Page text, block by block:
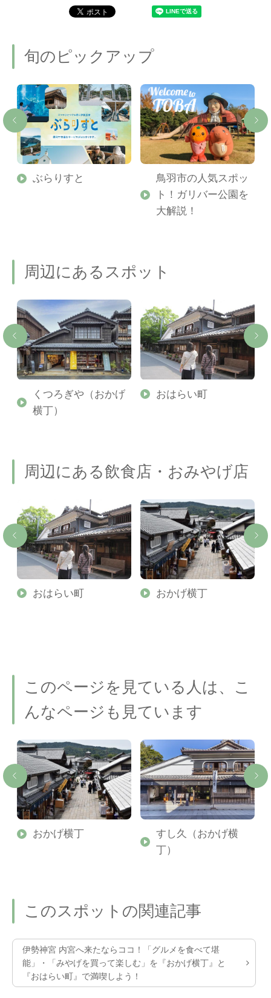
旬のピックアップ
ぶらりすと
鳥羽市の人気スポッ
ト！ガリバー公園を
大解説！
周辺にあるスポット
くつろぎや（おかげ
横丁）
おはらい町
周辺にある飲食店・おみやげ店
おはらい町 おかげ横丁
このページを見ている人は、こ
んなページも見ています
おかげ横丁
すし久（おかげ横
丁）
このスポットの関連記事
伊勢神宮 内宮へ来たならココ！「グルメを食べて堪
能」・「みやげを買って楽しむ」を『おかげ横丁』と
『おはらい町』で満喫しよう！